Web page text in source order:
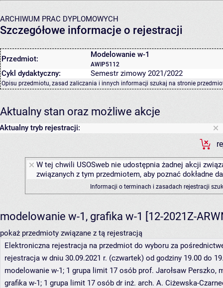
ARCHIWUM PRAC DYPLOMOWYCH
Szczegółowe informacje o rejestracji
Przedmiot: Modelowanie w-1
AWIP5112
Cykl dydaktyczny: Semestr zimowy 2021/2022
Opisu przedmiotu, zasad zaliczania i innych informacji szukaj na stronie
Aktualny stan oraz możliwe akcje
Aktualny tryb rejestracji:
W tej chwili USOSweb nie udostępnia żadnej akcji
związanych z tym przedmiotem, aby poznać dokładne
Informacji o terminach i zasadach rejestracji
modelowanie w-1, grafika w-1 [12-2021Z-
pokaż przedmioty związane z tą rejestracją
Elektroniczna rejestracja na przedmiot do wyboru za
rejestracja w dniu 30.09.2021 r. (czwartek) od godziny 19.00 do
modelowanie w-1; 1 grupa limit 17 osób prof. Jarołsaw Perszko,
grafika w-1; 1 grupa limit 17 osób dr inż. arch. A. Ciżewska-